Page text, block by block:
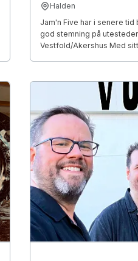
Halden
Jam'n Five har i senere
god stemning på
Vestfold/Akershus Med